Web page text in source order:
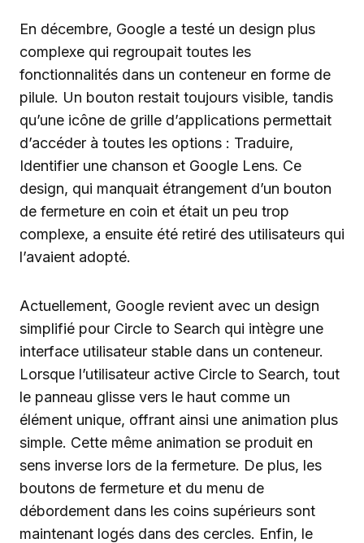
En décembre, Google a testé un design plus
complexe qui regroupait toutes les
fonctionnalités dans un conteneur en forme de
pilule. Un bouton restait toujours visible, tandis
qu’une icône de grille d’applications permettait
d’accéder à toutes les options : Traduire,
Identifier une chanson et Google Lens. Ce
design, qui manquait étrangement d’un bouton
de fermeture en coin et était un peu trop
complexe, a ensuite été retiré des utilisateurs qui
l’avaient adopté.
Actuellement, Google revient avec un design
simplifié pour Circle to Search qui intègre une
interface utilisateur stable dans un conteneur.
Lorsque l’utilisateur active Circle to Search, tout
le panneau glisse vers le haut comme un
élément unique, offrant ainsi une animation plus
simple. Cette même animation se produit en
sens inverse lors de la fermeture. De plus, les
boutons de fermeture et du menu de
débordement dans les coins supérieurs sont
maintenant logés dans des cercles. Enfin, le